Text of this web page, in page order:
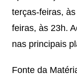
terças-feiras,
feiras, às 23h.
nas principais
Fonte da